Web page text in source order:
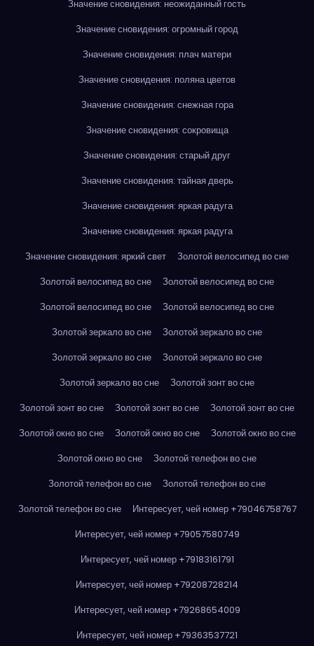
Значение сновидения: неожиданный гость
Значение сновидения: огромный город
Значение сновидения: плач матери
Значение сновидения: поляна цветов
Значение сновидения: снежная гора
Значение сновидения: сокровища
Значение сновидения: старый друг
Значение сновидения: тайная дверь
Значение сновидения: яркая радуга
Значение сновидения: яркая радуга
Значение сновидения: яркий свет
Золотой велосипед во сне
Золотой велосипед во сне
Золотой велосипед во сне
Золотой велосипед во сне
Золотой велосипед во сне
Золотой зеркало во сне
Золотой зеркало во сне
Золотой зеркало во сне
Золотой зеркало во сне
Золотой зеркало во сне
Золотой зонт во сне
Золотой зонт во сне
Золотой зонт во сне
Золотой зонт во сне
Золотой окно во сне
Золотой окно во сне
Золотой окно во сне
Золотой окно во сне
Золотой телефон во сне
Золотой телефон во сне
Золотой телефон во сне
Золотой телефон во сне
Интересует, чей номер +79046758767
Интересует, чей номер +79057580749
Интересует, чей номер +79183161791
Интересует, чей номер +79208728214
Интересует, чей номер +79268654009
Интересует, чей номер +79363537721